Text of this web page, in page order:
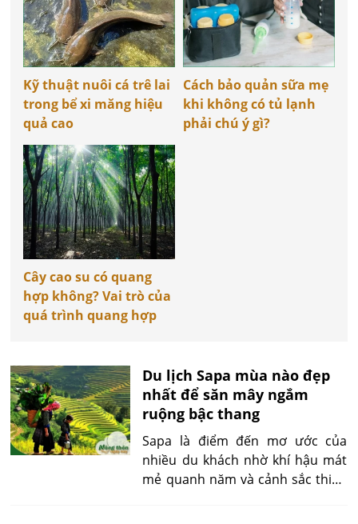
Kỹ thuật nuôi cá trê lai
trong bể xi măng hiệu
quả cao
Cách bảo quản sữa mẹ
khi không có tủ lạnh
phải chú ý gì?
Cây cao su có quang
hợp không? Vai trò của
quá trình quang hợp
Du lịch Sapa mùa nào đẹp
nhất để săn mây ngắm
ruộng bậc thang
Sapa là điểm đến mơ ước của
nhiều du khách nhờ khí hậu mát
mẻ quanh năm và cảnh sắc thiên